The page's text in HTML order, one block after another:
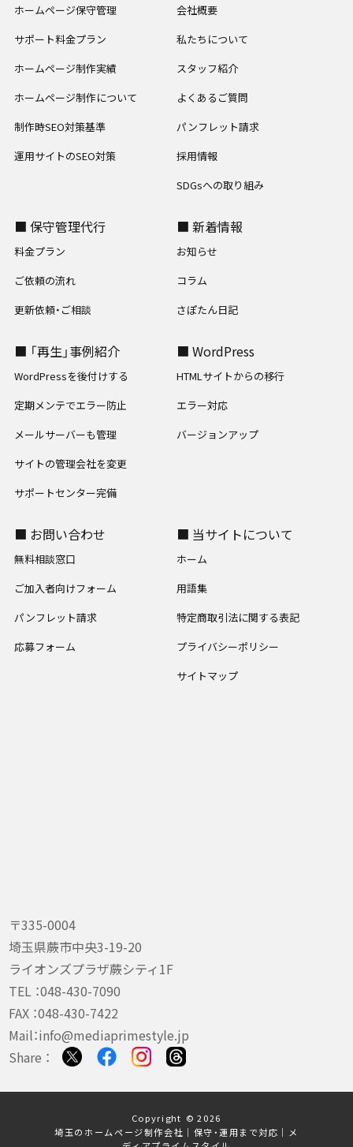
〒335-0004
埼玉県蕨市中央3-19-20
ライオンズプラザ蕨シティ1F
TEL ：048-430-7090
FAX ：048-430-7422
Mail：info@mediaprimestyle.jp
Share ：
ホームページ保守管理
サポート料金プラン
ホームページ制作実績
ホームページ制作について
制作時SEO対策基準
運用サイトのSEO対策
会社概要
私たちについて
スタッフ紹介
よくあるご質問
パンフレット請求
採用情報
SDGsへの取り組み
■ 保守管理代行
料金プラン
ご依頼の流れ
更新依頼・ご相談
■ 新着情報
お知らせ
コラム
さぽたん日記
■ 「再生」事例紹介
WordPressを後付けする
定期メンテでエラー防止
メールサーバーも管理
サイトの管理会社を変更
サポートセンター完備
■ WordPress
HTMLサイトからの移行
エラー対応
バージョンアップ
■ お問い合わせ
無料相談窓口
ご加入者向けフォーム
パンフレット請求
応募フォーム
■ 当サイトについて
ホーム
用語集
特定商取引法に関する表記
プライバシーポリシー
サイトマップ
Copyright © 2026
埼玉のホームページ制作会社｜保守・運用まで対応｜メ